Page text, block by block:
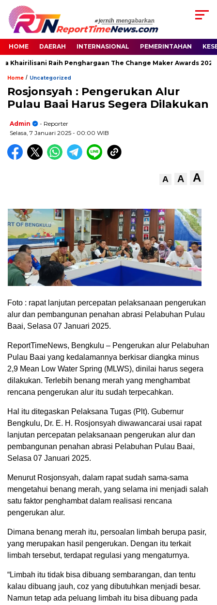
HOME DAERAH INTERNASIONAL PEMERINTAHAN
Raih Penghargaan The Change Maker Awards 2026
Home / Uncategorized
Rosjonsyah : Pengerukan Alur
Pulau Baai Harus Segera Dilakukan
Admin
- Reporter
Selasa, 7 Januari 2025 - 00:00 WIB
A A A
Foto : rapat lanjutan percepatan pelaksanaan pengerukan
alur dan pembangunan penahan abrasi Pelabuhan Pulau
Baai, Selasa 07 Januari 2025.
ReportTimeNews, Bengkulu – Pengerukan alur Pelabuhan
Pulau Baai yang kedalamannya berkisar diangka minus
2,9 Mean Low Water Spring (MLWS), dinilai harus segera
dilakukan. Terlebih benang merah yang menghambat
rencana pengerukan alur itu sudah terpecahkan.
Hal itu ditegaskan Pelaksana Tugas (Plt). Gubernur
Bengkulu, Dr. E. H. Rosjonsyah diwawancarai usai rapat
lanjutan percepatan pelaksanaan pengerukan alur dan
pembangunan penahan abrasi Pelabuhan Pulau Baai,
Selasa 07 Januari 2025.
Menurut Rosjonsyah, dalam rapat sudah sama-sama
mengetahui benang merah, yang selama ini menjadi salah
satu faktor penghambat dalam realisasi rencana
pengerukan alur.
Dimana benang merah itu, persoalan limbah berupa pasir,
yang merupakan hasil pengerukan. Dengan itu terkait
limbah tersebut, terdapat regulasi yang mengaturnya.
“Limbah itu tidak bisa dibuang sembarangan, dan tentu
kalau dibuang jauh, coz yang dibutuhkan menjadi besar.
Namun tetap ada peluang limbah itu bisa dibuang pada